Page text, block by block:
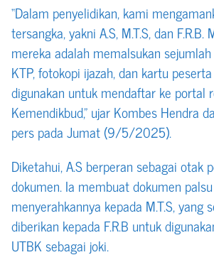
“Dalam penyelidikan, kami
tersangka, yakni A.S, M.T.S, dan F.R.B.
mereka adalah memalsukan
KTP, fotokopi ijazah, dan kartu
digunakan untuk mendaftar ke portal
Kemendikbud,” ujar Kombes Hendra
pers pada Jumat (9/5/2025).
Diketahui, A.S berperan sebagai otak
dokumen. Ia membuat dokumen
menyerahkannya kepada M.T.S, yang
diberikan kepada F.R.B untuk
UTBK sebagai joki.